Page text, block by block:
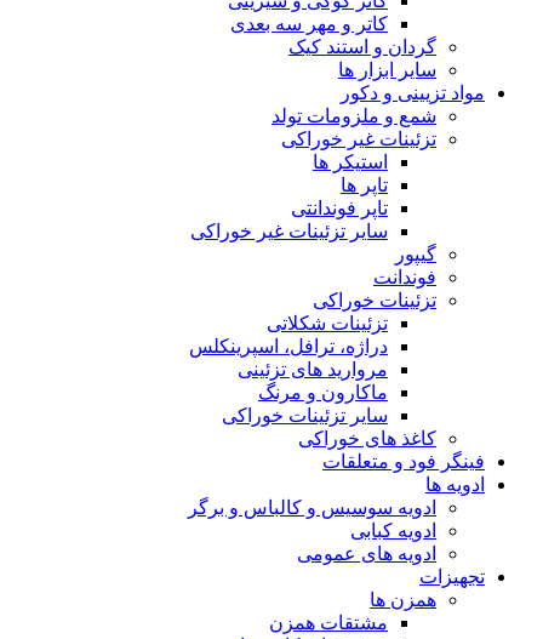
کاتر و مهر سه بعدی
گردان و استند کیک
سایر ابزار ها
مواد تزیینی و دکور
شمع و ملزومات تولد
تزئینات غیر خوراکی
استیکر ها
تاپر ها
تاپر فوندانتی
سایر تزئینات غیر خوراکی
گیپور
فوندانت
تزئینات خوراکی
تزئینات شکلاتی
دراژه، ترافل، اسپرینکلس
مروارید های تزئینی
ماکارون و مرنگ
سایر تزئینات خوراکی
کاغذ های خوراکی
فینگر فود و متعلقات
ادویه ها
ادویه سوسیس و کالباس و برگر
ادویه کبابی
ادویه های عمومی
تجهیزات
همزن ها
مشتقات همزن